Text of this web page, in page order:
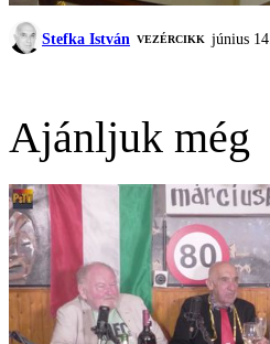
Stefka István VEZÉRCIKK június 14.
Ajánljuk még